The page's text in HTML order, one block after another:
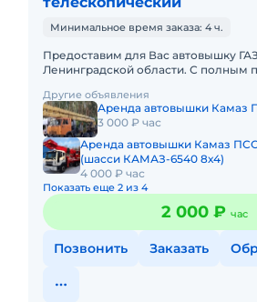
Минимальное время заказа: 4 ч.
Предоставим для Вас автовышку
Ленинградской области. С полным
12, 15, 18, 22, 30, 23, 3
Другие объявления
Аренда автовышки Камаз
3 000 ₽ час
Аренда автовышки Камаз
(шасси КАМАЗ-6540 8х4)
4 000 ₽ час
Показать еще 2 из 4
2 000 ₽ час
Позвонить Заказать